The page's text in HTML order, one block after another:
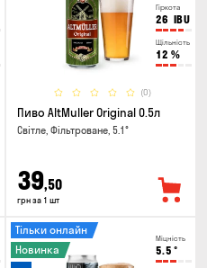
Гіркота
26 IBU
Щільність
12 %
(0)
Пиво AltMuller Original 0.5л
Світле, Фільтроване, 5.1°
39,50
грн за 1 шт
Міцність
5.5 °
Тільки онлайн
Новинка